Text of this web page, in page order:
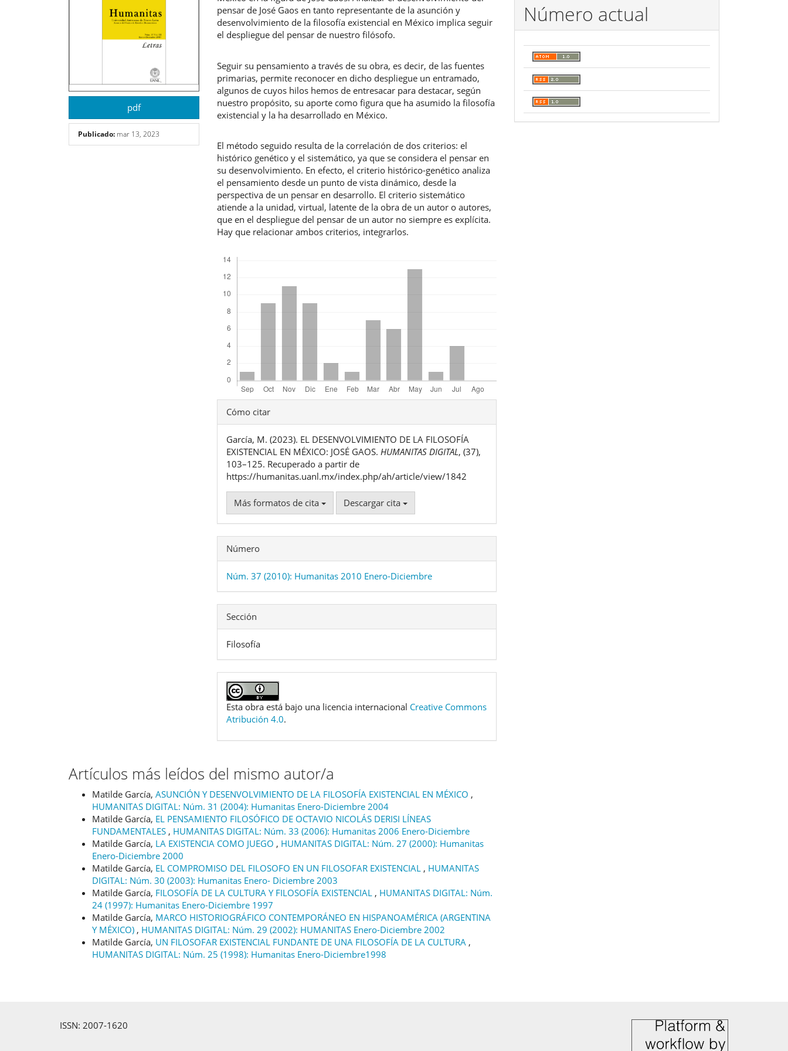
pdf
Publicado: mar 13, 2023
pensar de José Gaos en tanto representante de la asunción y
desenvolvimiento de la filosofía existencial en México implica seguir
el despliegue del pensar de nuestro filósofo.
Seguir su pensamiento a través de su obra, es decir, de las fuentes
primarias, permite reconocer en dicho despliegue un entramado,
algunos de cuyos hilos hemos de entresacar para destacar, según
nuestro propósito, su aporte como figura que ha asumido la filosofía
existencial y la ha desarrollado en México.
El método seguido resulta de la correlación de dos criterios: el
histórico genético y el sistemático, ya que se considera el pensar en
su desenvolvimiento. En efecto, el criterio histórico-genético analiza
el pensamiento desde un punto de vista dinámico, desde la
perspectiva de un pensar en desarrollo. El criterio sistemático
atiende a la unidad, virtual, latente de la obra de un autor o autores,
que en el despliegue del pensar de un autor no siempre es explícita.
Hay que relacionar ambos criterios, integrarlos.
Detalles
del
artículo
Cómo citar
García, M. (2023). EL DESENVOLVIMIENTO DE LA FILOSOFÍA
EXISTENCIAL EN MÉXICO: JOSÉ GAOS. HUMANITAS DIGITAL, (37),
103–125. Recuperado a partir de
https://humanitas.uanl.mx/index.php/ah/article/view/1842
Más formatos de cita Descargar cita
Número
Núm. 37 (2010): Humanitas 2010 Enero-Diciembre
Sección
Filosofía
Esta obra está bajo una licencia internacional Creative Commons
Atribución 4.0.
Artículos más leídos del mismo autor/a
Matilde García, ASUNCIÓN Y DESENVOLVIMIENTO DE LA FILOSOFÍA EXISTENCIAL EN MÉXICO ,
HUMANITAS DIGITAL: Núm. 31 (2004): Humanitas Enero-Diciembre 2004
Matilde García, EL PENSAMIENTO FILOSÓFICO DE OCTAVIO NICOLÁS DERISI LÍNEAS
FUNDAMENTALES , HUMANITAS DIGITAL: Núm. 33 (2006): Humanitas 2006 Enero-Diciembre
Matilde García, LA EXISTENCIA COMO JUEGO , HUMANITAS DIGITAL: Núm. 27 (2000): Humanitas
Enero-Diciembre 2000
Matilde García, EL COMPROMISO DEL FILOSOFO EN UN FILOSOFAR EXISTENCIAL , HUMANITAS
DIGITAL: Núm. 30 (2003): Humanitas Enero- Diciembre 2003
Matilde García, FILOSOFÍA DE LA CULTURA Y FILOSOFÍA EXISTENCIAL , HUMANITAS DIGITAL: Núm.
24 (1997): Humanitas Enero-Diciembre 1997
Matilde García, MARCO HISTORIOGRÁFICO CONTEMPORÁNEO EN HISPANOAMÉRICA (ARGENTINA
Y MÉXICO) , HUMANITAS DIGITAL: Núm. 29 (2002): HUMANITAS Enero-Diciembre 2002
Matilde García, UN FILOSOFAR EXISTENCIAL FUNDANTE DE UNA FILOSOFÍA DE LA CULTURA ,
HUMANITAS DIGITAL: Núm. 25 (1998): Humanitas Enero-Diciembre1998
Número actual
ISSN: 2007-1620